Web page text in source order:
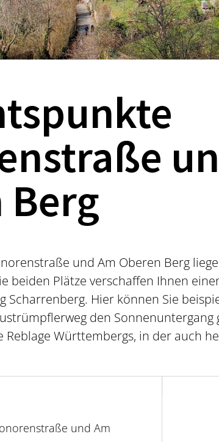
Berg
und Am Oberen Berg
beiden Plätze verschaffen Ihnen
Scharrenberg. Hier können Sie
den
Reblage Württembergs, in der auch
und Am